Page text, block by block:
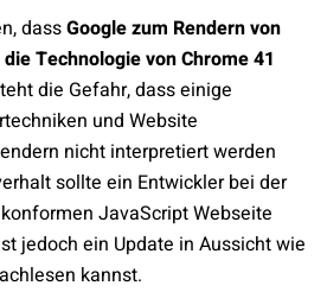
dassGoogle zum Rendern von
Technologie von Chrome 41
die Gefahr, dass einige
und Website
nicht interpretiert werden
sollte ein Entwickler bei der
JavaScript Webseite
jedoch ein Update in Aussicht wie
kannst.